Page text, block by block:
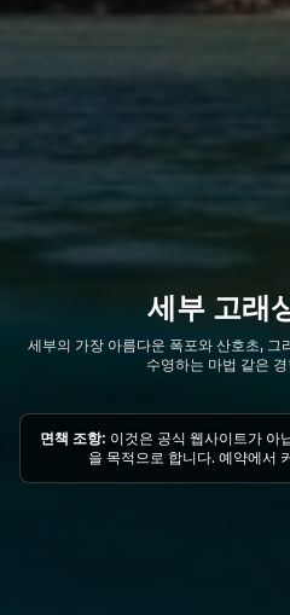
세부 고래
세부의 가장 아름다운 폭포와 산호초, 그
수영하는 마법 같은
면책 조항: 이것은 공식 웹사이트가 아
을 목적으로 합니다. 예약에서